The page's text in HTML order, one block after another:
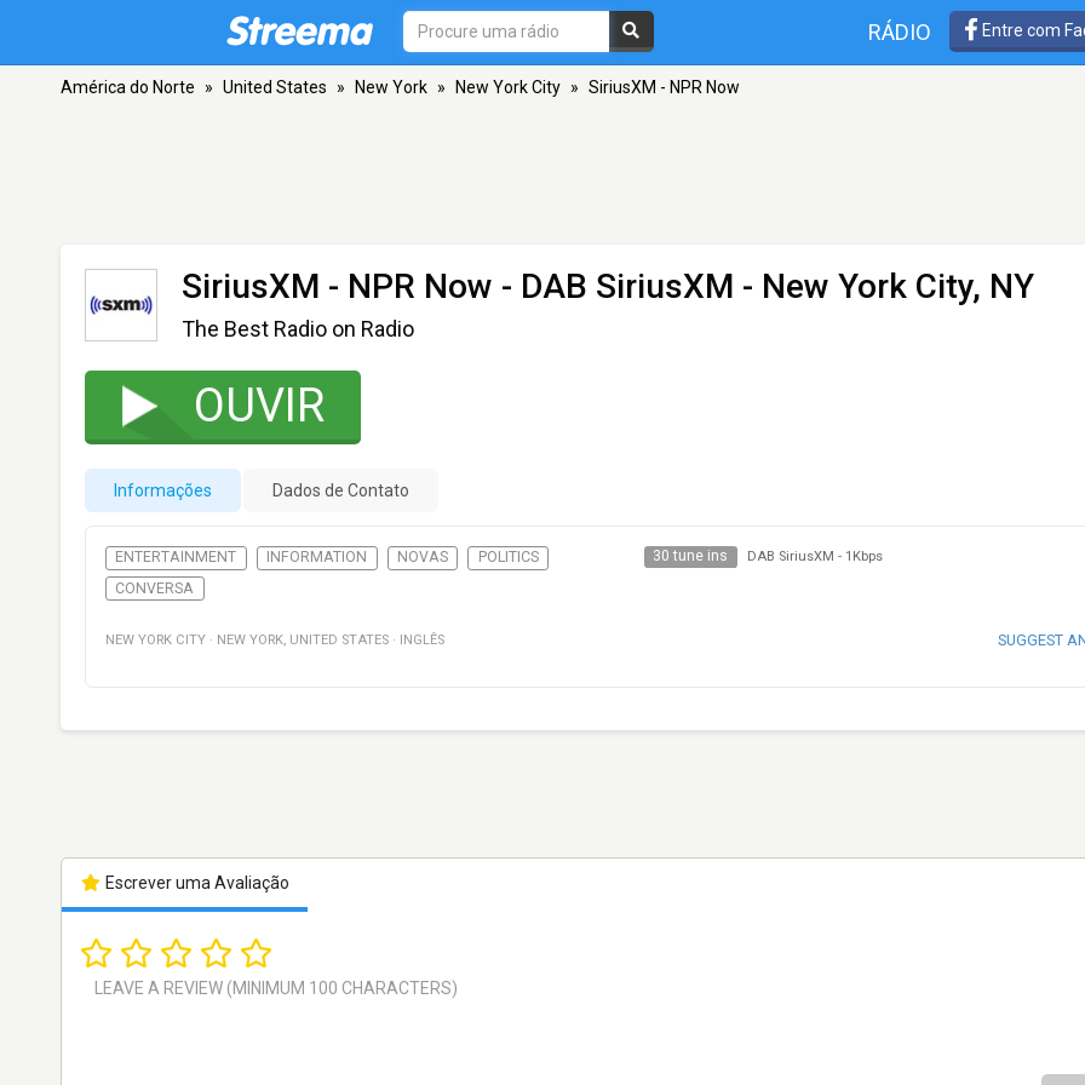
RÁDIO Entre com
América do Norte » United States » New York » New York City » SiriusXM - NPR Now
SiriusXM - NPR Now - DAB SiriusXM - New York City, NY
The Best Radio on Radio
OUVIR
Informações Dados de Contato
ENTERTAINMENT INFORMATION NOVAS
POLITICS
CONVERSA
30 tune ins DAB SiriusXM - 1Kbps
NEW YORK CITY · NEW YORK, UNITED STATES · INGLÊS SUGGEST
Escrever uma Avaliação